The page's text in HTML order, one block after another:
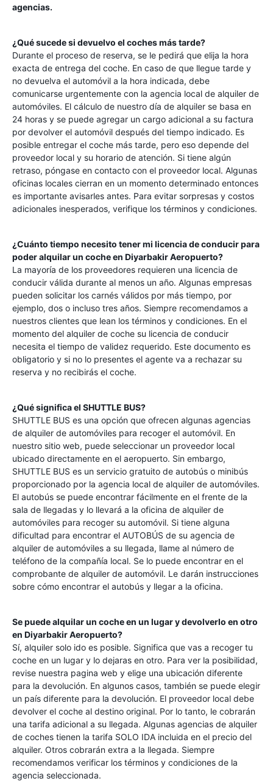
agencias.
¿Qué sucede si devuelvo el coches más tarde?
Durante el proceso de reserva, se le pedirá que elija la hora
exacta de entrega del coche. En caso de que llegue tarde y
no devuelva el automóvil a la hora indicada, debe
comunicarse urgentemente con la agencia local de alquiler de
automóviles. El cálculo de nuestro día de alquiler se basa en
24 horas y se puede agregar un cargo adicional a su factura
por devolver el automóvil después del tiempo indicado. Es
posible entregar el coche más tarde, pero eso depende del
proveedor local y su horario de atención. Si tiene algún
retraso, póngase en contacto con el proveedor local. Algunas
oficinas locales cierran en un momento determinado entonces
es importante avisarles antes. Para evitar sorpresas y costos
adicionales inesperados, verifique los términos y condiciones.
¿Cuánto tiempo necesito tener mi licencia de conducir para
poder alquilar un coche en Diyarbakir Aeropuerto?
La mayoría de los proveedores requieren una licencia de
conducir válida durante al menos un año. Algunas empresas
pueden solicitar los carnés válidos por más tiempo, por
ejemplo, dos o incluso tres años. Siempre recomendamos a
nuestros clientes que lean los términos y condiciones. En el
momento del alquiler de coche su licencia de conducir
necesita el tiempo de validez requerido. Este documento es
obligatorio y si no lo presentes el agente va a rechazar su
reserva y no recibirás el coche.
¿Qué significa el SHUTTLE BUS?
SHUTTLE BUS es una opción que ofrecen algunas agencias
de alquiler de automóviles para recoger el automóvil. En
nuestro sitio web, puede seleccionar un proveedor local
ubicado directamente en el aeropuerto. Sin embargo,
SHUTTLE BUS es un servicio gratuito de autobús o minibús
proporcionado por la agencia local de alquiler de automóviles.
El autobús se puede encontrar fácilmente en el frente de la
sala de llegadas y lo llevará a la oficina de alquiler de
automóviles para recoger su automóvil. Si tiene alguna
dificultad para encontrar el AUTOBÚS de su agencia de
alquiler de automóviles a su llegada, llame al número de
teléfono de la compañía local. Se lo puede encontrar en el
comprobante de alquiler de automóvil. Le darán instrucciones
sobre cómo encontrar el autobús y llegar a la oficina.
Se puede alquilar un coche en un lugar y devolverlo en otro
en Diyarbakir Aeropuerto?
Sí, alquiler solo ido es posible. Significa que vas a recoger tu
coche en un lugar y lo dejaras en otro. Para ver la posibilidad,
revise nuestra pagina web y elige una ubicación diferente
para la devolución. En algunos casos, también se puede elegir
un país diferente para la devolución. El proveedor local debe
devolver el coche al destino original. Por lo tanto, le cobrarán
una tarifa adicional a su llegada. Algunas agencias de alquiler
de coches tienen la tarifa SOLO IDA incluida en el precio del
alquiler. Otros cobrarán extra a la llegada. Siempre
recomendamos verificar los términos y condiciones de la
agencia seleccionada.